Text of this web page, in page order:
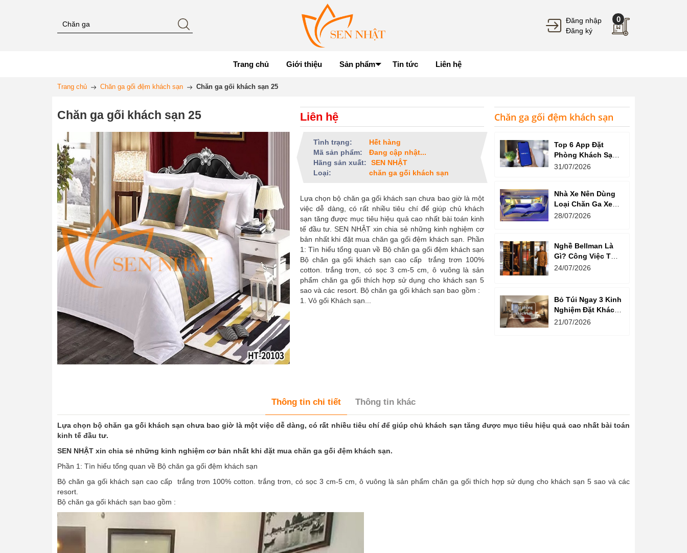
Đăng nhập
Đăng ký
0
Trang chủ Giới thiệu Sản phẩm Tin tức Liên hệ
Trang chủ Chăn ga gối đệm khách sạn Chăn ga gối khách sạn 25
Chăn ga gối khách sạn 25 Liên hệ
Tình trạng:
Hết hàng
Mã sản phẩm:
Đang cập nhật...
Hãng sản xuất:
SEN NHẬT
Loại:
chăn ga gối khách sạn
Lựa chọn bộ chăn ga gối khách sạn chưa bao giờ là một
việc dễ dàng, có rất nhiều tiêu chí để giúp chủ khách
sạn tăng được mục tiêu hiệu quả cao nhất bài toán kinh
tế đầu tư. SEN NHẬT xin chia sẻ những kinh nghiệm cơ
bản nhất khi đặt mua chăn ga gối đệm khách sạn. Phần
1: Tìn hiểu tổng quan về Bộ chăn ga gối đệm khách sạn
Bộ chăn ga gối khách sạn cao cấp trắng trơn 100%
cotton. trắng trơn, có sọc 3 cm-5 cm, ô vuông là sản
phẩm chăn ga gối thích hợp sử dụng cho khách sạn 5
sao và các resort. Bộ chăn ga gối khách sạn bao gồm :
1. Vỏ gối Khách sạn...
Chăn ga gối đệm khách sạn
Top 6 App Đặt
Phòng Khách Sạn
Giá Tốt, Nhiều Ưu
31/07/2026
Nhà Xe Nên Dùng
Loại Chăn Ga Xe
Giường Nằm Nào?
28/07/2026
Nghề Bellman Là
Gì? Công Việc Thú
Vị Phía Sau Cánh
24/07/2026
Bỏ Túi Ngay 3 Kinh
Nghiệm Đặt Khách
Sạn Giá Rẻ Cho
21/07/2026
Thông tin chi tiết Thông tin khác
Lựa chọn bộ chăn ga gối khách sạn chưa bao giờ là một việc dễ dàng, có rất nhiều tiêu chí để giúp chủ khách sạn tăng được mục tiêu hiệu quả cao nhất bài toán
kinh tế đầu tư.
SEN NHẬT xin chia sẻ những kinh nghiệm cơ bản nhất khi đặt mua chăn ga gối đệm khách sạn.
Phần 1: Tìn hiểu tổng quan về Bộ chăn ga gối đệm khách sạn
Bộ chăn ga gối khách sạn cao cấp trắng trơn 100% cotton. trắng trơn, có sọc 3 cm-5 cm, ô vuông là sản phẩm chăn ga gối thích hợp sử dụng cho khách sạn 5 sao và các
resort.
Bộ chăn ga gối khách sạn bao gồm :